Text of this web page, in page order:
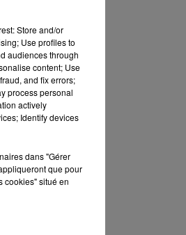
Store and/or
Use profiles to
audiences through
content; Use
and fix errors;
process personal
actively
Identify devices
dans "Gérer
que pour
cookies" situé en